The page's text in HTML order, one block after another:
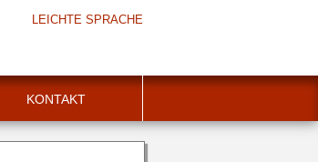
LEICHTE SPRACHE
KONTAKT